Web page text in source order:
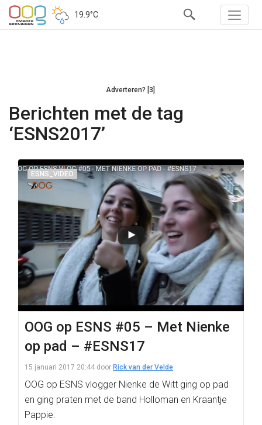
19.9°C
Adverteren? [3]
Berichten met de tag
‘ESNS2017’
ESNS_VIDEO
OOG op ESNS #05 – Met Nienke
op pad – #ESNS17
15 januari 2017 20:44 door Rick van der Velde
OOG op ESNS vlogger Nienke de Witt ging op pad
en ging praten met de band Holloman en Kraantje
Pappie.